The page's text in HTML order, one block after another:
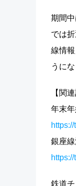
期間
では
線情
うに
【関
年末
銀座
鉄道